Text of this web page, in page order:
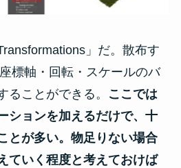
」だ。散布す
標軸・回転・スケールのバ
ることができる。
ここでは
ションを加えるだけで、十
とが多い。物足りない場合
ていく程度と考えておけば